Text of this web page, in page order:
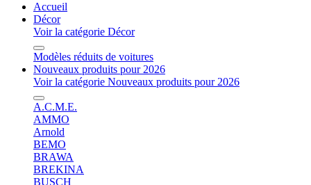
Accueil
Décor
Voir la catégorie Décor
Modèles réduits de voitures
Nouveaux produits pour 2026
Voir la catégorie Nouveaux produits pour 2026
A.C.M.E.
AMMO
Arnold
BEMO
BRAWA
BREKINA
BUSCH